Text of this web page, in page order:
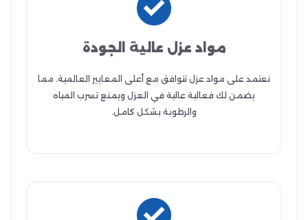
مواد عزل عالية الجودة
نعتمد على مواد عزل تتوافق مع أعلى المعايير العالمية. مما
يضمن لك فعالية عالية في العزل ويمنع تسرب المياه
والرطوبة بشكل كامل.